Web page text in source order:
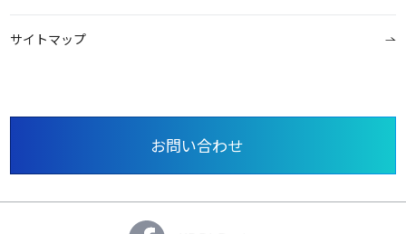
サイトマップ
お問い合わせ